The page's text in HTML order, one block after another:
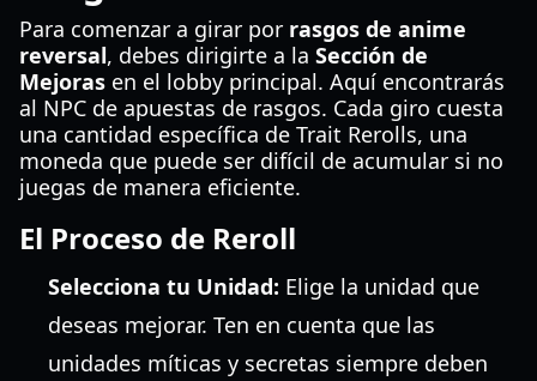
Para comenzar a girar por rasgos de anime
reversal, debes dirigirte a la Sección de
Mejoras en el lobby principal. Aquí encontrarás
al NPC de apuestas de rasgos. Cada giro cuesta
una cantidad específica de Trait Rerolls, una
moneda que puede ser difícil de acumular si no
juegas de manera eficiente.
El Proceso de Reroll
Selecciona tu Unidad: Elige la unidad que
deseas mejorar. Ten en cuenta que las
unidades míticas y secretas siempre deben